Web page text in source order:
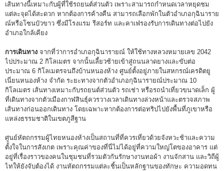
เส้นทางนี้เหมาะกับผู้ที่ใช้รถยนต์ส่วนตัว เพราะสามารถกำหนดเวลาหยุดชม
แต่ละจุดได้สะดวก หากต้องการค้างคืน สามารถเลือกพักในตัวอำเภอกุฉินาราย
ณ์หรือโซนบัวขาว ซึ่งมีโรงแรม รีสอร์ท และคาเฟ่รองรับการเดินทางต่อไปยัง
อำเภอใกล้เคียง
การเดินทาง จากที่ว่าการอำเภอกุฉินารายณ์ ให้ใช้ทางหลวงหมายเลข 2042
ไปประมาณ 2 กิโลเมตร จากนั้นเลี้ยวซ้ายเข้าสู่ถนนลาดยางและขับต่อ
ประมาณ 6 กิโลเมตรจนถึงบ้านหนองห้าง ศูนย์ตั้งอยู่ภายในสหกรณ์เครดิตยู
เนี่ยนหนองห้าง จำกัด ระยะทางจากตัวอำเภอกุฉินารายณ์ประมาณ 10
กิโลเมตร เส้นทางเหมาะกับรถยนต์ส่วนตัว รถเช่า หรือรถนำเที่ยวขนาดเล็ก ผู้
ที่เดินทางจากตัวเมืองกาฬสินธุ์ควรวางเวลาเดินทางล่วงหน้าและตรวจสภาพ
เส้นทางก่อนออกเดินทาง โดยเฉพาะหากต้องการต่อทริปไปยังพื้นที่ภูเขาหรือ
แหล่งธรรมชาติในเขตภูสีฐาน
ศูนย์หัตถกรรมผู้ไทยหนองห้างเป็นสถานที่ที่ควรเที่ยวด้วยจังหวะช้าและความ
ตั้งใจในการสังเกต เพราะคุณค่าของที่นี่ไม่ได้อยู่ที่ความใหญ่โตของอาคาร แต่
อยู่ที่เรื่องราวของคนในชุมชนที่รวมตัวกันรักษางานทอผ้า งานจักสาน และวิถีผู้
ไทให้ยังจับต้องได้ งานหัตถกรรมแต่ละชิ้นเป็นหลักฐานของทักษะ ความอดทน